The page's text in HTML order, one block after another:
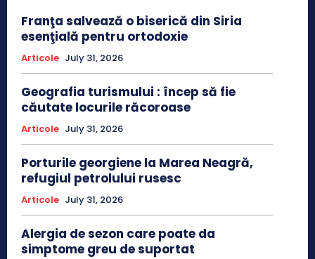
Franţa salvează o biserică din Siria
esenţială pentru ortodoxie
Articole July 31, 2026
Geografia turismului : încep să fie
căutate locurile răcoroase
Articole July 31, 2026
Porturile georgiene la Marea Neagră,
refugiul petrolului rusesc
Articole July 31, 2026
Alergia de sezon care poate da
simptome greu de suportat